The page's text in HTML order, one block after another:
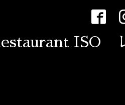
ISO